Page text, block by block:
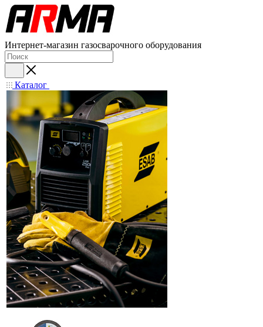
Интернет-магазин газосварочного оборудования
Каталог